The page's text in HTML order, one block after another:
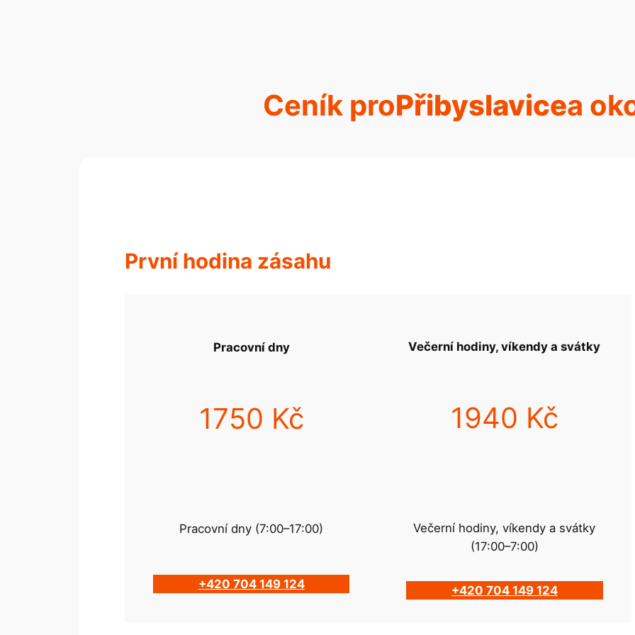
Ceník proPřibyslavicea
První hodina zásahu
Pracovní dny
1750 Kč
Pracovní dny (7:00–17:00)
+420 704 149 124
Večerní hodiny, víkendy a svátky
1940 Kč
Večerní hodiny, víkendy a svátky
(17:00–7:00)
+420 704 149 124